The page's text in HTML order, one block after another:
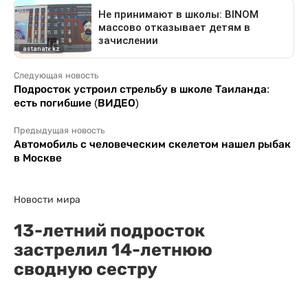
Следующая новость
Подросток устроил стрельбу в школе Таиланда:
есть погибшие (ВИДЕО)
Предыдущая новость
Автомобиль с человеческим скелетом нашел рыбак
в Москве
Новости мира
13-летний подросток
застрелил 14-летнюю
сводную сестру